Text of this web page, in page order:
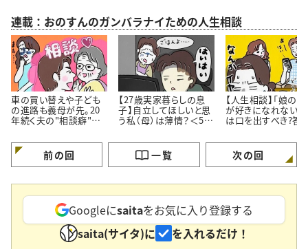
連載：おのすんのガンバラナイための人生相談
車の買い替えや子ども
の進路も義母が先。20
年続く夫の"相談癖"に
【27歳実家暮らしの息
子】自立してほしいと思
う私（母）は薄情？＜50
【人生相談】「娘の
が好きになれない…
は口を出すべき?答
前の回 一覧 次の回
Googleにsaitaをお気に入り登録する
saita(サイタ)に
を入れるだけ！